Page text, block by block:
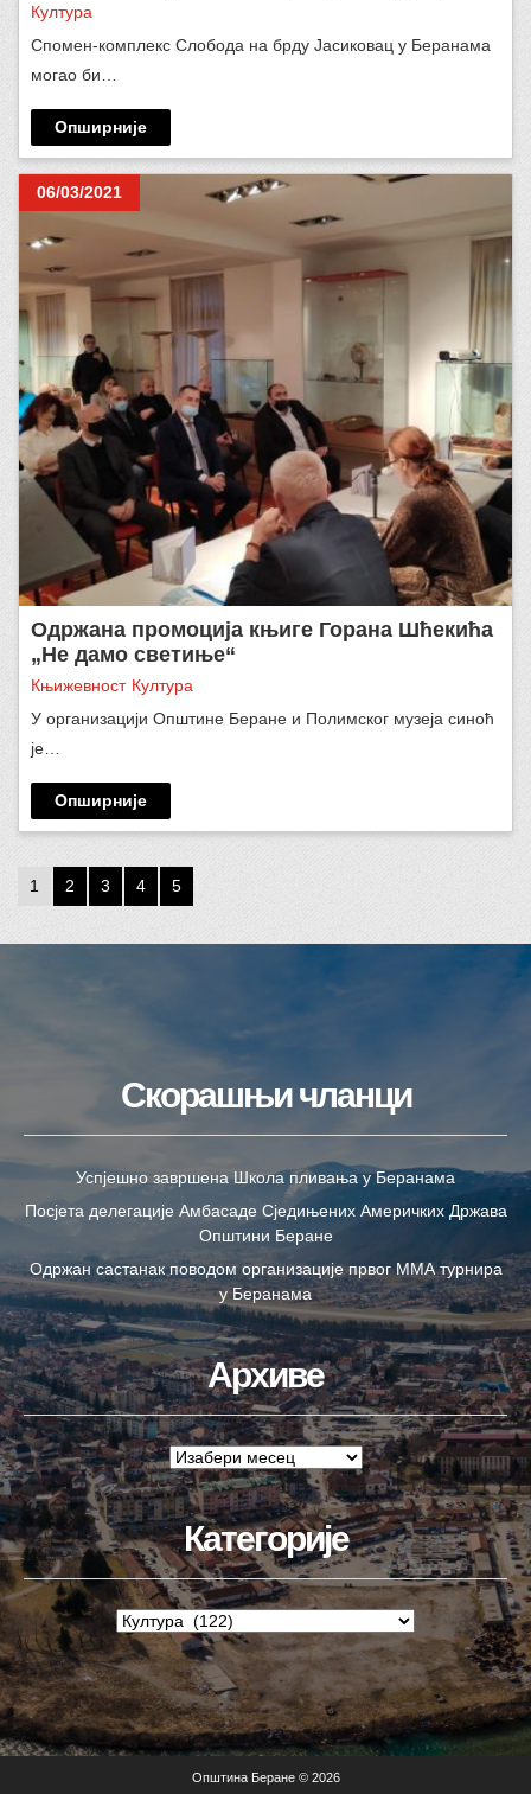
Култура
Спомен-комплекс Слобода на брду Јасиковац у Беранама
могао би…
Опширније
06/03/2021
Одржана промоција књиге Горана Шћекића
„Не дамо светиње“
Књижевност Култура
У организацији Општине Беране и Полимског музеја синоћ
је…
Опширније
1 2 3 4 5
Скорашњи чланци
Успјешно завршена Школа пливања у Беранама
Посјета делегације Амбасаде Сједињених Америчких Држава
Општини Беране
Одржан састанак поводом организације првог ММА турнира
у Беранама
Архиве
Категорије
Општина Беране © 2026